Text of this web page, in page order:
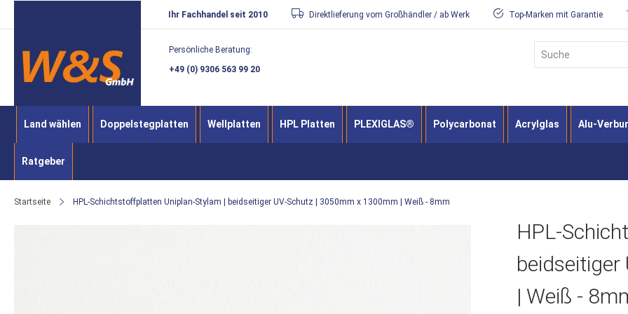
Direkt
zum
Inhalt
Ihr Fachhandel seit 2010 Direktlieferung vom Großhändler / ab Werk Top-Marken mit Garantie
Persönliche Beratung:
+49 (0) 9306 563 99 20
Suche
Land wählen Doppelstegplatten Wellplatten HPL Platten PLEXIGLAS® Polycarbonat Acrylglas Alu-
Ratgeber
Startseite HPL-Schichtstoffplatten Uniplan-Stylam | beidseitiger UV-Schutz | 3050mm x 1300mm | Weiß - 8mm
HPL-
| Weiß -